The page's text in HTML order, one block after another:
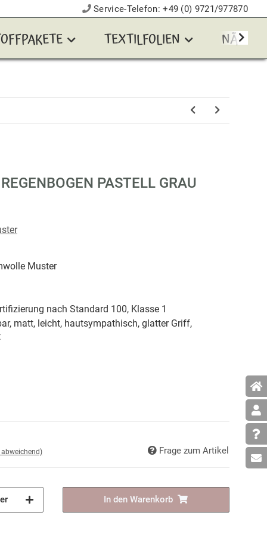
Service-Telefon:+49 (0) 9721/977870
TEXTILFOLIEN
PASTELL GRAU
Muster
nach Standard 100, Klasse 1
matt, leicht, hautsympathisch, glatter Griff,
Frage zum Artikel
In den Warenkorb